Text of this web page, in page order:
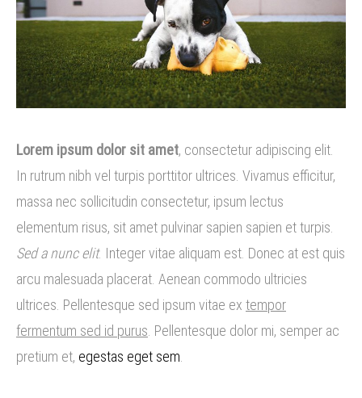
Lorem ipsum dolor sit amet, consectetur adipiscing elit.
In rutrum nibh vel turpis porttitor ultrices. Vivamus efficitur,
massa nec sollicitudin consectetur, ipsum lectus
elementum risus, sit amet pulvinar sapien sapien et turpis.
Sed a nunc elit. Integer vitae aliquam est. Donec at est quis
arcu malesuada placerat. Aenean commodo ultricies
ultrices. Pellentesque sed ipsum vitae ex tempor
fermentum sed id purus. Pellentesque dolor mi, semper ac
pretium et, egestas eget sem.